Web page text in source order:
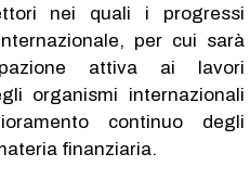
nei quali i progressi
per cui sarà
attiva ai lavori
organismi internazionali
continuo degli
finanziaria.